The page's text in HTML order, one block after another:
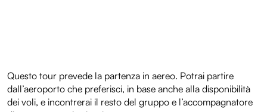
Questo tour prevede la partenza in aereo. Potrai partire
dall’aeroporto che preferisci, in base anche alla disponibilità
dei voli, e incontrerai il resto del gruppo e l’accompagnatore